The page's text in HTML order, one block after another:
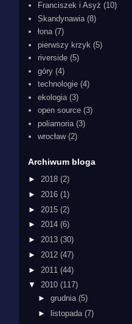
Franciszek i Asyż (10)
Skandynawia (8)
łona (7)
pierwszy krzyk (5)
riverside (5)
góry (4)
technologie (4)
ekologia (3)
open source (3)
poliamoria (3)
wrocław (2)
Archiwum bloga
► 2018 (2)
► 2016 (1)
► 2015 (2)
► 2014 (6)
► 2013 (30)
► 2012 (47)
► 2011 (44)
▼ 2010 (117)
► grudnia (5)
► listopada (7)